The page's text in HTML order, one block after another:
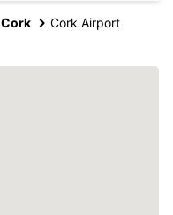
Cork Cork Airport